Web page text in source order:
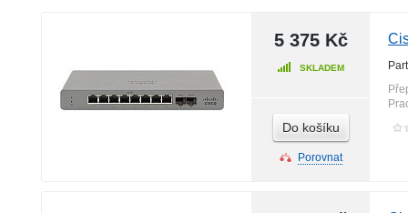
5 375 Kč
SKLADEM
Do košíku
Porovnat